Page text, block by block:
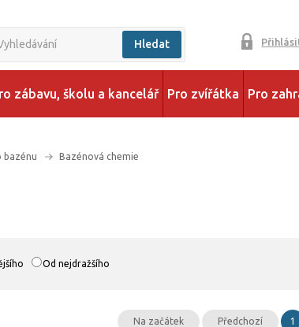
Hledat
zábavu, školu a kancelář Pro zvířátka Pro
bazénu Bazénová chemie
Od nejdražšího
Na začátek Předchozí 1